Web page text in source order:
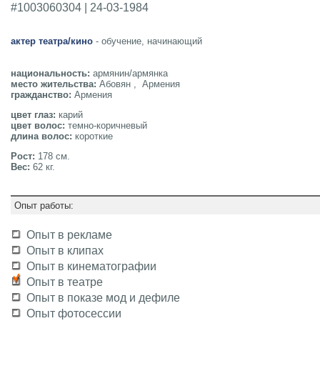
#1003060304 | 24-03-1984
актер театра/кино - обучение, начинающий
национальность: армянин/армянка
место жительства: Абовян , Армения
гражданство: Армения
цвет глаз: карий
цвет волос: темно-коричневый
длина волос: короткие
Рост: 178 см.
Вес: 62 кг.
Опыт работы:
Опыт в рекламе
Опыт в клипах
Опыт в кинематографии
Опыт в театре
Опыт в показе мод и дефиле
Опыт фотосессии